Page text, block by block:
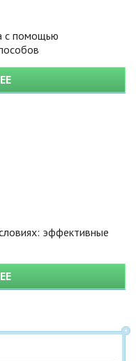
с помощью
эффективные